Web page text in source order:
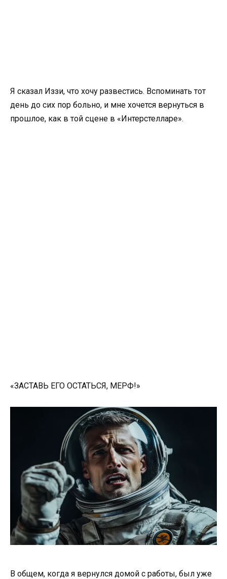
Я сказал Иззи, что хочу развестись. Вспоминать тот
день до сих пор больно, и мне хочется вернуться в
прошлое, как в той сцене в «Интерстелларе».
«ЗАСТАВЬ ЕГО ОСТАТЬСЯ, МЕРФ!»
В общем, когда я вернулся домой с работы, был уже